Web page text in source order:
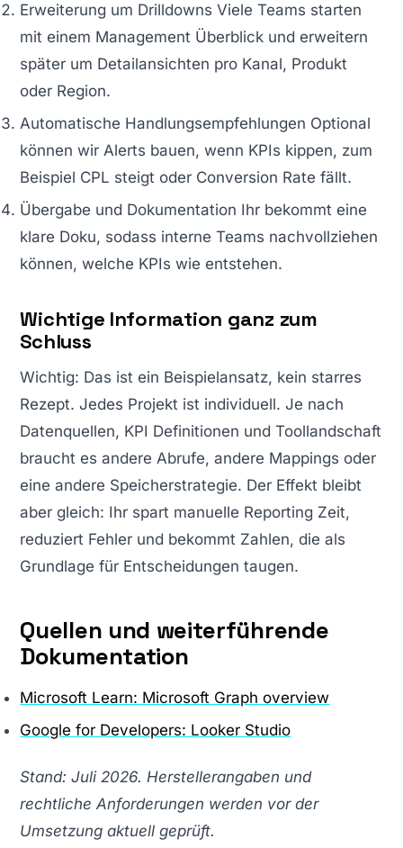
Erweiterung um Drilldowns Viele Teams starten
mit einem Management Überblick und erweitern
später um Detailansichten pro Kanal, Produkt
oder Region.
Automatische Handlungsempfehlungen Optional
können wir Alerts bauen, wenn KPIs kippen, zum
Beispiel CPL steigt oder Conversion Rate fällt.
Übergabe und Dokumentation Ihr bekommt eine
klare Doku, sodass interne Teams nachvollziehen
können, welche KPIs wie entstehen.
Wichtige Information ganz zum
Schluss
Wichtig: Das ist ein Beispielansatz, kein starres
Rezept. Jedes Projekt ist individuell. Je nach
Datenquellen, KPI Definitionen und Toollandschaft
braucht es andere Abrufe, andere Mappings oder
eine andere Speicherstrategie. Der Effekt bleibt
aber gleich: Ihr spart manuelle Reporting Zeit,
reduziert Fehler und bekommt Zahlen, die als
Grundlage für Entscheidungen taugen.
Quellen und weiterführende
Dokumentation
Microsoft Learn: Microsoft Graph overview
Google for Developers: Looker Studio
Stand: Juli 2026. Herstellerangaben und
rechtliche Anforderungen werden vor der
Umsetzung aktuell geprüft.